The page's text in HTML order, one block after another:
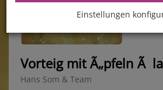
Vorteig mit Ã„pfeln Ã
Hans Som & Team
Einstellungen